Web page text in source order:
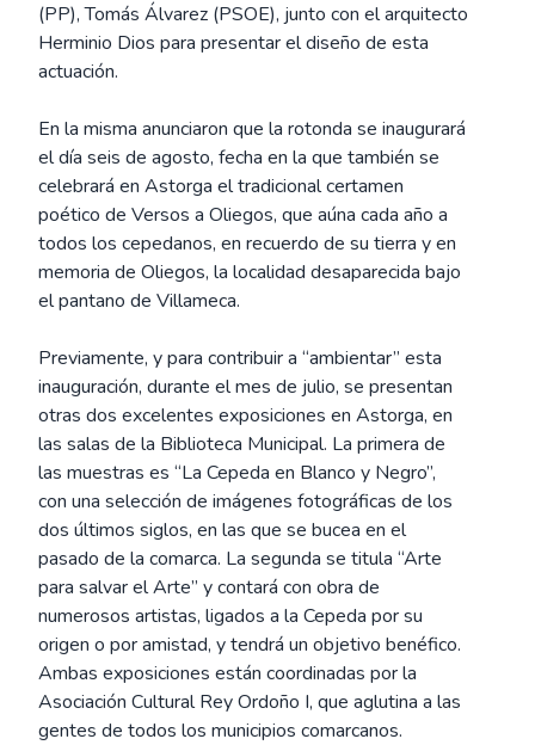
(PP), Tomás Álvarez (PSOE), junto con el arquitecto
Herminio Dios para presentar el diseño de esta
actuación.
En la misma anunciaron que la rotonda se inaugurará
el día seis de agosto, fecha en la que también se
celebrará en Astorga el tradicional certamen
poético de Versos a Oliegos, que aúna cada año a
todos los cepedanos, en recuerdo de su tierra y en
memoria de Oliegos, la localidad desaparecida bajo
el pantano de Villameca.
Previamente, y para contribuir a “ambientar” esta
inauguración, durante el mes de julio, se presentan
otras dos excelentes exposiciones en Astorga, en
las salas de la Biblioteca Municipal. La primera de
las muestras es “La Cepeda en Blanco y Negro”,
con una selección de imágenes fotográficas de los
dos últimos siglos, en las que se bucea en el
pasado de la comarca. La segunda se titula “Arte
para salvar el Arte” y contará con obra de
numerosos artistas, ligados a la Cepeda por su
origen o por amistad, y tendrá un objetivo benéfico.
Ambas exposiciones están coordinadas por la
Asociación Cultural Rey Ordoño I, que aglutina a las
gentes de todos los municipios comarcanos.